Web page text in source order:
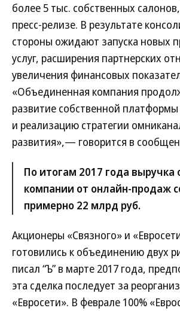
более 5 тыс. собственных
пресс-релизе. В результате
стороны ожидают запуска новых
услуг, расширения партнерских
увеличения финансовых
«Объединенная компания
развитие собственной
и реализацию стратегии
развития»,— говорится в
По итогам 2017 года
компании от онлайн-продаж
примерно 22 млрд руб.
Акционеры «Связного» и
готовились к объединению двух
писал “Ъ” в марте 2017 года,
эта сделка последует за
«Евросети». В феврале 100%